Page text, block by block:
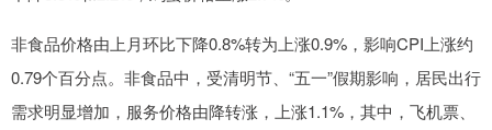
非食品价格由上月环比下降0.8%转为上涨0.9%，影响CPI上涨约
0.79个百分点。非食品中，受清明节、“五一”假期影响，居民出行
需求明显增加，服务价格由降转涨，上涨1.1%，其中，飞机票、